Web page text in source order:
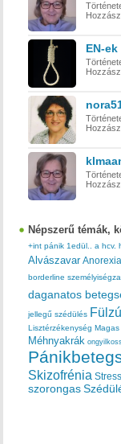
EN-ek
Népszerű témák,
+int pánik 1edül.. a hcv.
Alvászavar Anorexia
borderline
daganatos
jellegű szédülés
Lisztérzékenység
Méhnyakrák
Skizofrénia
szorongas